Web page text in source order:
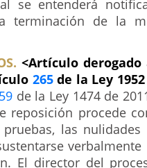
se entenderá
terminación de la
<Artículo
265de la Ley
59 de la Ley 1474 de
reposición procede
las
El director del